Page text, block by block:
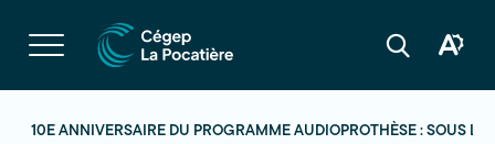
Ouvrir
la
navigation
Ouvrir
Ouvrir
10E ANNIVERSAIRE DU PROGRAMME AUDIOPROTHÈSE : SOUS